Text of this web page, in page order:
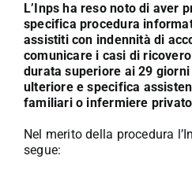
L’Inps ha reso noto di aver
specifica procedura
assistiti con indennità di
comunicare i casi di
durata superiore ai 29
ulteriore e specifica
familiari o infermiere
Nel merito della procedura
segue: